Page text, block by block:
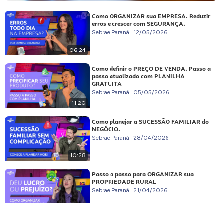
06:24
Como ORGANIZAR sua EMPRESA. Reduzir
erros e crescer com SEGURANÇA.
Sebrae Paraná 12/05/2026
11:20
Como definir o PREÇO DE VENDA. Passo a
passo atualizado com PLANILHA
GRATUITA
Sebrae Paraná 05/05/2026
10:28
Como planejar a SUCESSÃO FAMILIAR do
NEGÓCIO.
Sebrae Paraná 28/04/2026
Passo a passo para ORGANIZAR sua
PROPRIEDADE RURAL
Sebrae Paraná 21/04/2026